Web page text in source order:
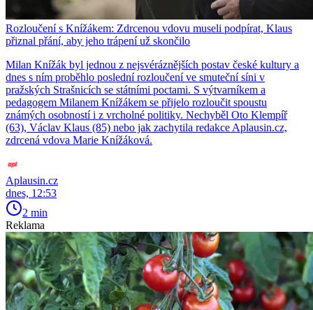
Rozloučení s Knížákem: Zdrcenou vdovu museli podpírat, Klaus
přiznal přání, aby jeho trápení už skončilo
Milan Knížák byl jednou z nejsvéráznějších postav české kultury a
dnes s ním proběhlo poslední rozloučení ve smuteční síni v
pražských Strašnicích se státními poctami. S výtvarníkem a
pedagogem Milanem Knížákem se přijelo rozloučit spoustu
známých osobností i z vrcholné politiky. Nechyběl Oto Klempíř
(63), Václav Klaus (85) nebo jak zachytila redakce Aplausin.cz,
zdrcená vdova Marie Knížáková.
Aplausin.cz
dnes, 12:53
2 min
Reklama